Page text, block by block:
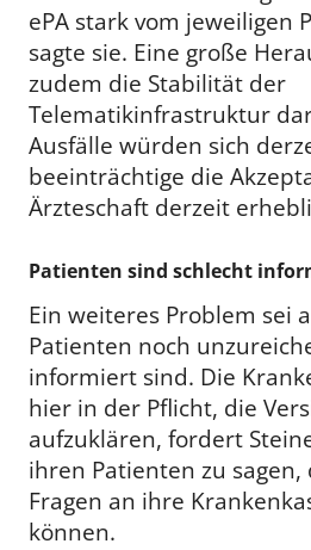
ePA stark vom jeweiligen
sagte sie. Eine große
zudem die Stabilität der
Telematikinfrastruktur
Ausfälle würden sich
beeinträchtige die
Ärzteschaft derzeit
Patienten sind schlecht
Ein weiteres Problem sei
Patienten noch
informiert sind. Die
hier in der Pflicht, die
aufzuklären, fordert
ihren Patienten zu sagen,
Fragen an ihre
können.